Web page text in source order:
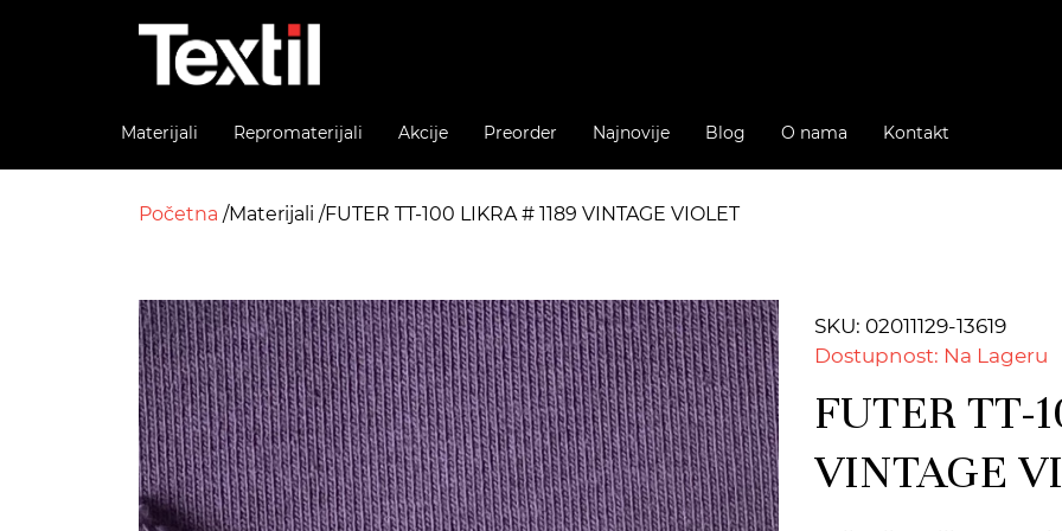
Materijali Repromaterijali Akcije Preorder Najnovije Blog O nama Kontakt
Početna Materijali FUTER TT-100 LIKRA # 1189 VINTAGE VIOLET
SKU: 02011129-13619
Dostupnost: Na Lageru
FUTER TT-
VINTAGE